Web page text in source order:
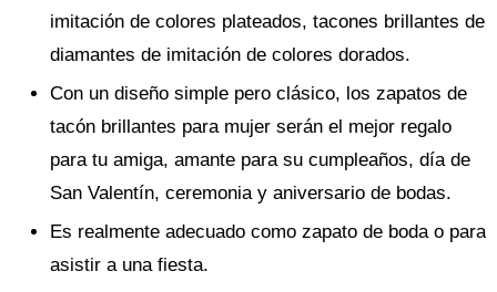
imitación de colores plateados, tacones brillantes de
diamantes de imitación de colores dorados.
Con un diseño simple pero clásico, los zapatos de
tacón brillantes para mujer serán el mejor regalo
para tu amiga, amante para su cumpleaños, día de
San Valentín, ceremonia y aniversario de bodas.
Es realmente adecuado como zapato de boda o para
asistir a una fiesta.